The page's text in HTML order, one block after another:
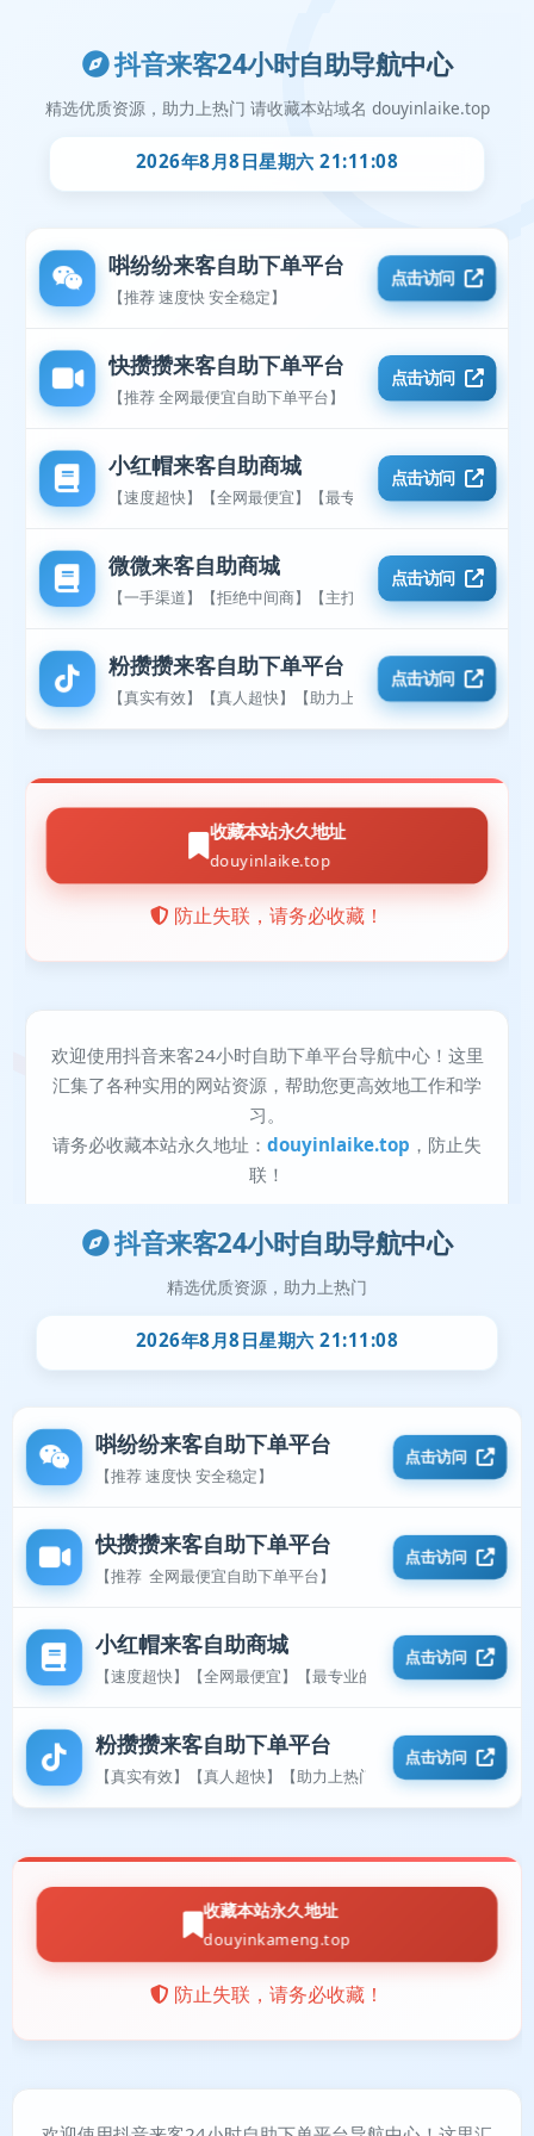
抖音来客24小时自助导航中心
精选优质资源，助力上热门
2026年8月8日星期六 21:11:08
唞纷纷来客自助下单平台
【推荐 速度快 安全稳定】
点击访问
快攒攒来客自助下单平台
【推荐 全网最便宜自助下单平台】
点击访问
小红帽来客自助商城
【速度超快】【全网最便宜】【最专业的平台】
点击访问
粉攒攒来客自助下单平台
【真实有效】【真人超快】【助力上热门】
点击访问
收藏本站永久地址
douyinkameng.top
防止失联，请务必收藏！